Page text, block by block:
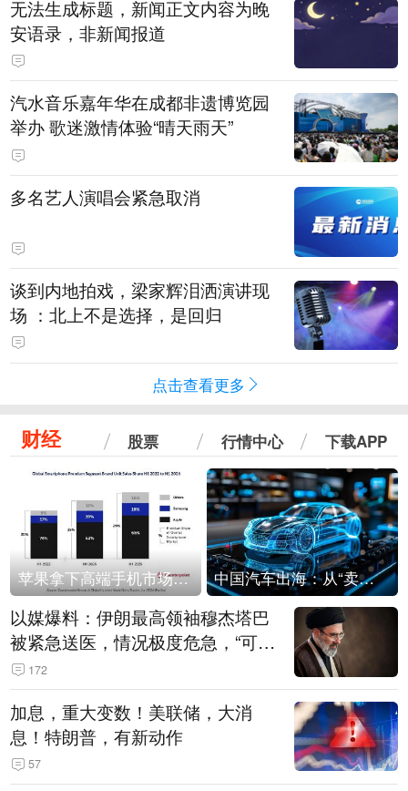
无法生成标题，新闻正文内容为晚
安语录，非新闻报道
汽水音乐嘉年华在成都非遗博览园
举办 歌迷激情体验“晴天雨天”
多名艺人演唱会紧急取消
谈到内地拍戏，梁家辉泪洒演讲现
场 ：北上不是选择，是回归
点击查看更多
财经 股票 行情中心 下载APP
苹果拿下高端手机市场65%的份额：iPhone 17系列功不可没 中国汽车出海：从“卖出去”到“走进去”
以媒爆料：伊朗最高领袖穆杰塔巴
被紧急送医，情况极度危急，“可能
随时会死去”
172
加息，重大变数！美联储，大消
息！特朗普，有新动作
57